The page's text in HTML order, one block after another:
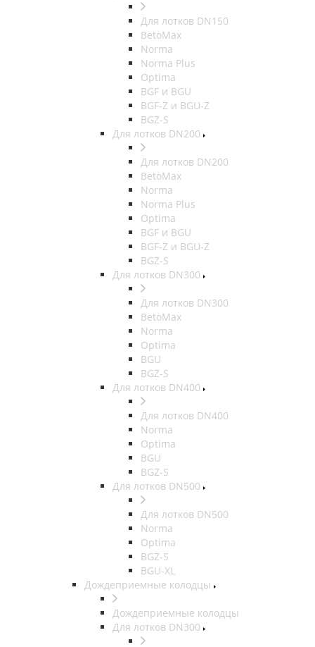
Для лотков DN150
BetoMax
Norma
Norma Plus
Optima
BGF и BGU
BGF-Z и BGU-Z
BGZ-S
Для лотков DN200
Для лотков DN200
BetoMax
Norma
Norma Plus
Optima
BGF и BGU
BGF-Z и BGU-Z
BGZ-S
Для лотков DN300
Для лотков DN300
BetoMax
Norma
Optima
BGU
BGZ-S
Для лотков DN400
Для лотков DN400
Norma
Optima
BGU
BGZ-S
Для лотков DN500
Для лотков DN500
Norma
Optima
BGZ-S
BGU-XL
Дождеприемные колодцы
Дождеприемные колодцы
Для лотков DN300